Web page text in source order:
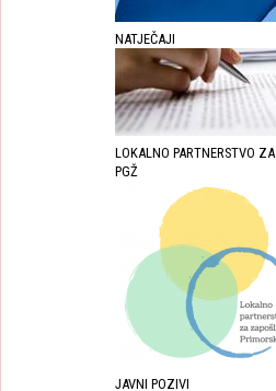
NATJEČAJI
LOKALNO PARTNERSTVO
PGŽ
JAVNI POZIVI